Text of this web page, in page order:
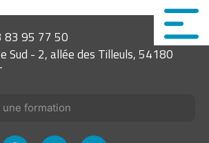
83 95 77 50
Sud - 2, allée des Tilleuls, 54180